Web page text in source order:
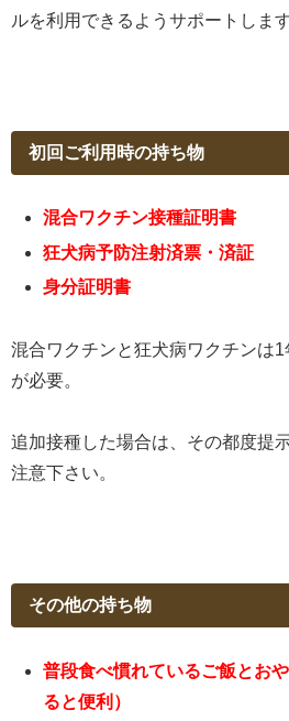
ルを利用できるようサポートします
初回ご利用時の持ち物
混合ワクチン接種証明書
狂犬病予防注射済票・済証
身分証明書
混合ワクチンと狂犬病ワクチンは
が必要。
追加接種した場合は、その都度提
注意下さい。
その他の持ち物
普段食べ慣れているご飯とお
ると便利）